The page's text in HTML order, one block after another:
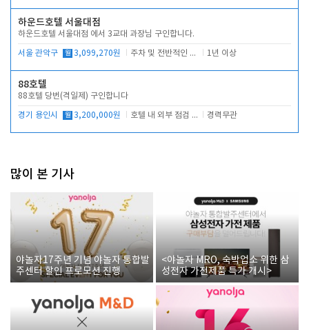
하운드호텔 서울대점
하운드호텔 서울대점 에서 3교대 과장님 구인합니다.
서울 관악구 월 3,099,270원 주차 및 전반적인 당번업무 1년 이상
88호텔
88호텔 당번(격일제) 구인합니다
경기 용인시 월 3,200,000원 호텔 내 외부 점검 및 프런트 운영 경력무관
많이 본 기사
야놀자17주년 기념 야놀자 통합발
주센터 할인 프로모션 진행
<야놀자 MRO, 숙박업소 위한 삼
성전자 가전제품 특가 개시>